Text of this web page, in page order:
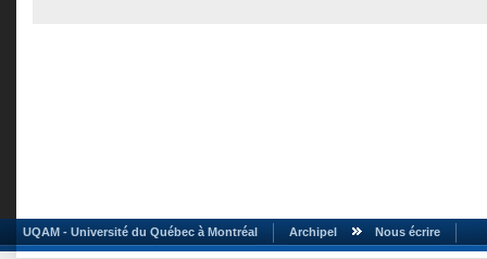
UQAM - Université du Québec à Montréal Archipel Nous écrire